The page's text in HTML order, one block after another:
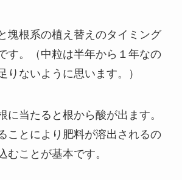
塊根系の植え替えのタイミング
す。（中粒は半年から１年なの
りないように思います。）
に当たると根から酸が出ます。
ことにより肥料が溶出されるの
むことが基本です。